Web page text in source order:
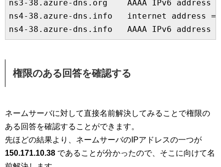
ns3-38.azure-dns.org    AAAA IPv6 address
ns4-38.azure-dns.info   internet address =
ns4-38.azure-dns.info   AAAA IPv6 address
権限のある回答を確認する
ネームサーバに対して直接名前解決してみることで権限の
ある回答を確認することができます。
先ほどの結果より、ネームサーバのIPアドレスの一つが
150.171.10.38 であることが分かったので、そこに向けて名